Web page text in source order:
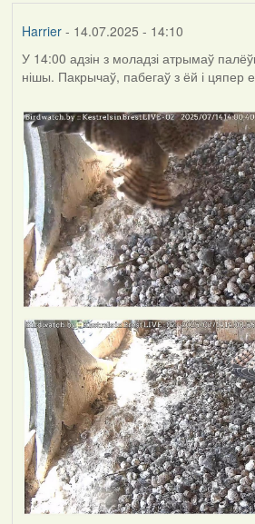
Harrier- 14.07.2025 - 14:10
У 14:00 адзін з моладзі атрымаў
нішы. Пакрычаў, пабегаў з ёй і цяпер